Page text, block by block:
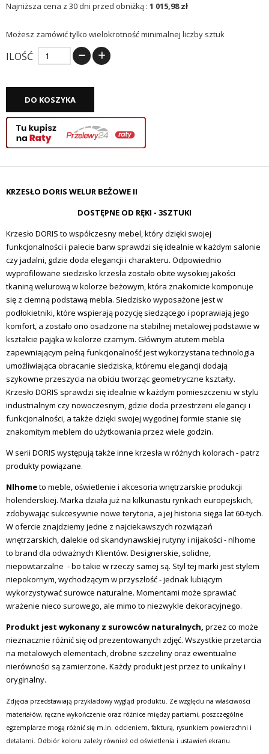
Najniższa cena z 30 dni przed obniżką : 1 015,98 zł
Możesz zamówić tylko wielokrotność minimalnej liczby sztuk
ILOŚĆ
DO KOSZYKA
KRZESŁO DORIS WELUR BEŻOWE II
DOSTĘPNE OD RĘKI - 3SZTUKI
Krzesło DORIS to współczesny mebel, który dzięki swojej
funkcjonalności i palecie barw sprawdzi się idealnie w każdym salonie
czy jadalni, gdzie doda elegancji i charakteru. Odpowiednio
wyprofilowane siedzisko krzesła zostało obite wysokiej jakości
tkaniną welurową w kolorze beżowym, która znakomicie komponuje
się z ciemną podstawą mebla. Siedzisko wyposażone jest w
podłokietniki, które wspierają pozycję siedzącego i poprawiają jego
komfort, a zostało ono osadzone na stabilnej metalowej podstawie w
kształcie pająka w kolorze czarnym. Głównym atutem mebla
zapewniającym pełną funkcjonalność jest wykorzystana technologia
umożliwiająca obracanie siedziska, któremu elegancji dodają
szykowne przeszycia na obiciu tworząc geometryczne kształty.
Krzesło DORIS sprawdzi się idealnie w każdym pomieszczeniu w stylu
industrialnym czy nowoczesnym, gdzie doda przestrzeni elegancji i
funkcjonalności, a także dzięki swojej wygodnej formie stanie się
znakomitym meblem do użytkowania przez wiele godzin.
W serii DORIS występują także inne krzesła w różnych kolorach - patrz
produkty powiązane.
Nlhometo meble, oświetlenie i akcesoria wnętrzarskie produkcji
holenderskiej. Marka działa już na kilkunastu rynkach europejskich,
zdobywając sukcesywnie nowe terytoria, a jej historia sięga lat 60-tych.
W ofercie znajdziemy jedne z najciekawszych rozwiązań
wnętrzarskich, dalekie od skandynawskiej rutyny i nijakości - nlhome
to brand dla odważnych Klientów. Designerskie, solidne,
niepowtarzalne - bo takie w rzeczy samej są. Styl tej marki jest stylem
niepokornym, wychodzącym w przyszłość - jednak lubiącym
wykorzystywać surowce naturalne. Momentami może sprawiać
wrażenie nieco surowego, ale mimo to niezwykle dekoracyjnego.
Produkt jest wykonany z surowców naturalnych, przez co może
nieznacznie różnić się od prezentowanych zdjęć. Wszystkie przetarcia
na metalowych elementach, drobne szczeliny oraz ewentualne
nierówności są zamierzone. Każdy produkt jest przez to unikalny i
oryginalny.
Zdjęcia przedstawiają przykładowy wygląd produktu. Ze względu na właściwości
materiałów, ręczne wykończenie oraz różnice między partiami, poszczególne
egzemplarze mogą różnić się m.in. odcieniem, fakturą, rysunkiem powierzchni i
detalami. Odbiór koloru zależy również od oświetlenia i ustawień ekranu.